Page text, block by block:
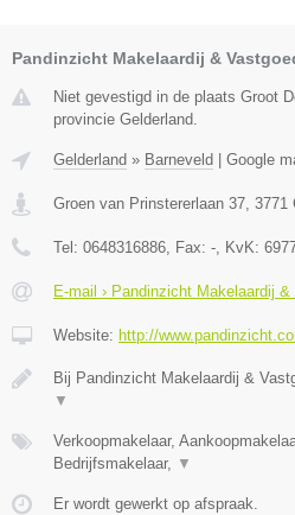
Pandinzicht Makelaardij &
Niet gevestigd in de plaats Groot
provincie Gelderland.
Gelderland » Barneveld Google
Groen van Prinstererlaan 37, 3771
Tel: 0648316886, Fax: -, KvK:
E-mail › Pandinzicht Makelaardij &
Website: http://
Bij Pandinzicht Makelaardij &
▼
Verkoopmakelaar,
Bedrijfsmakelaar, ▼
Er wordt gewerkt op afspraak.